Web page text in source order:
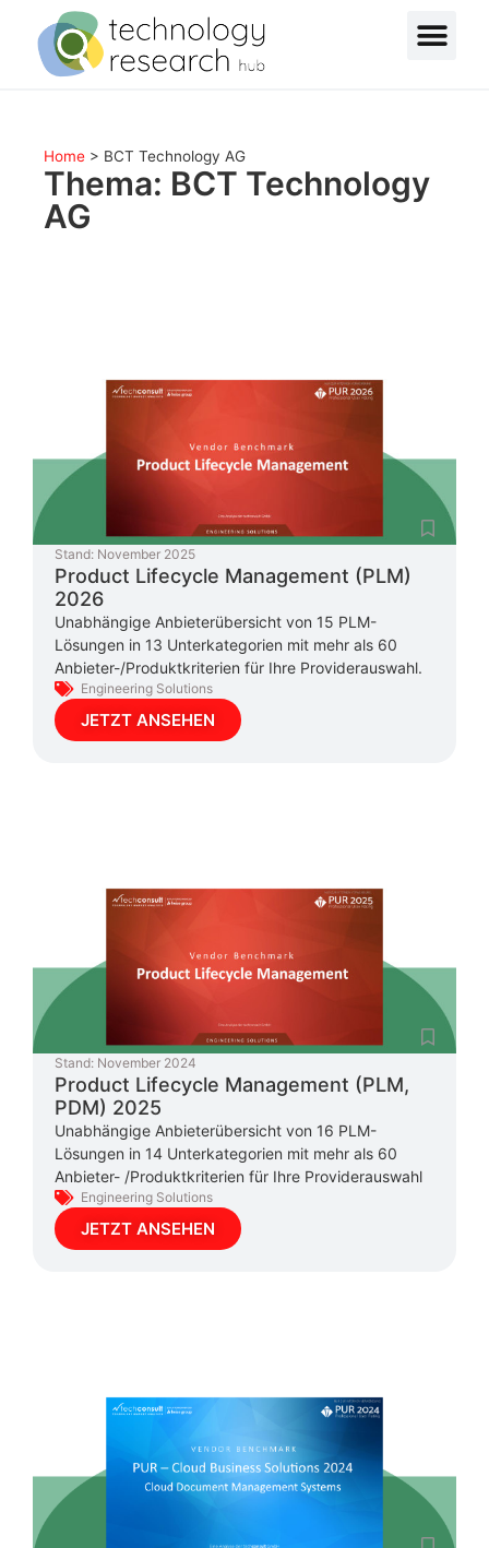
Home > BCT Technology AG
Thema: BCT Technology
AG
Stand: November 2025
Product Lifecycle Management (PLM)
2026
Unabhängige Anbieterübersicht von 15 PLM-
Lösungen in 13 Unterkategorien mit mehr als 60
Anbieter-/Produktkriterien für Ihre Providerauswahl.
Engineering Solutions
JETZT ANSEHEN
Stand: November 2024
Product Lifecycle Management (PLM,
PDM) 2025
Unabhängige Anbieterübersicht von 16 PLM-
Lösungen in 14 Unterkategorien mit mehr als 60
Anbieter- /Produktkriterien für Ihre Providerauswahl
Engineering Solutions
JETZT ANSEHEN